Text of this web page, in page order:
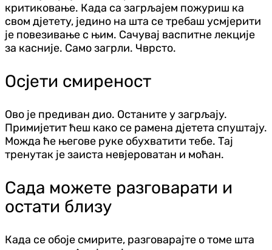
критиковање. Када са загрљајем пожуриш ка
свом д‌јетету, једино на шта се требаш усмјерити
је повезивање с њим. Сачувај васпитне лекције
за касније. Само загрли. Чврсто.
Осјети смиреност
Ово је предиван дио. Останите у загрљају.
Примијетит ћеш како се рамена д‌јетета спуштају.
Можда ће његове руке обухватити тебе. Тај
тренутак је заиста невјероватан и моћан.
Сада можете разговарати и
остати близу
Када се обоје смирите, разговарајте о томе шта